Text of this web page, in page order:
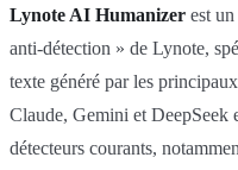
Lynote AI Humanizer est
anti-détection » de Lynote,
texte généré par les
Claude, Gemini et DeepSeek
détecteurs courants,